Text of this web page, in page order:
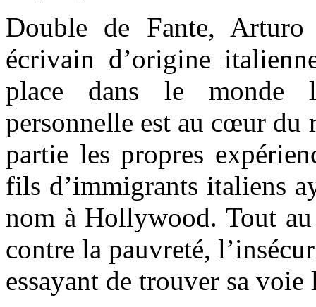
Double de Fante,
écrivain d’origine
place dans le monde
personnelle est au cœur du
partie les propres
fils d’immigrants italiens
nom à Hollywood. Tout
contre la pauvreté,
essayant de trouver sa